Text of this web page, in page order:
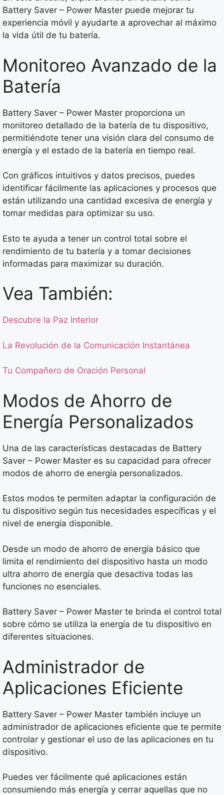
Battery Saver – Power Master puede mejorar tu
experiencia móvil y ayudarte a aprovechar al máximo
la vida útil de tu batería.
Monitoreo Avanzado de la
Batería
Battery Saver – Power Master proporciona un
monitoreo detallado de la batería de tu dispositivo,
permitiéndote tener una visión clara del consumo de
energía y el estado de la batería en tiempo real.
Con gráficos intuitivos y datos precisos, puedes
identificar fácilmente las aplicaciones y procesos que
están utilizando una cantidad excesiva de energía y
tomar medidas para optimizar su uso.
Esto te ayuda a tener un control total sobre el
rendimiento de tu batería y a tomar decisiones
informadas para maximizar su duración.
Vea También:
Descubre la Paz Interior
La Revolución de la Comunicación Instantánea
Tu Compañero de Oración Personal
Modos de Ahorro de
Energía Personalizados
Una de las características destacadas de Battery
Saver – Power Master es su capacidad para ofrecer
modos de ahorro de energía personalizados.
Estos modos te permiten adaptar la configuración de
tu dispositivo según tus necesidades específicas y el
nivel de energía disponible.
Desde un modo de ahorro de energía básico que
limita el rendimiento del dispositivo hasta un modo
ultra ahorro de energía que desactiva todas las
funciones no esenciales.
Battery Saver – Power Master te brinda el control total
sobre cómo se utiliza la energía de tu dispositivo en
diferentes situaciones.
Administrador de
Aplicaciones Eficiente
Battery Saver – Power Master también incluye un
administrador de aplicaciones eficiente que te permite
controlar y gestionar el uso de las aplicaciones en tu
dispositivo.
Puedes ver fácilmente qué aplicaciones están
consumiendo más energía y cerrar aquellas que no